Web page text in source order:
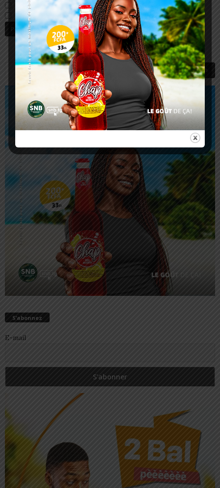
Prévenez-moi de tous les nouveaux commentaires par e-mail.
Prévenez-moi de tous les nouveaux articles par e-mail.
S’abonnez
E-mail